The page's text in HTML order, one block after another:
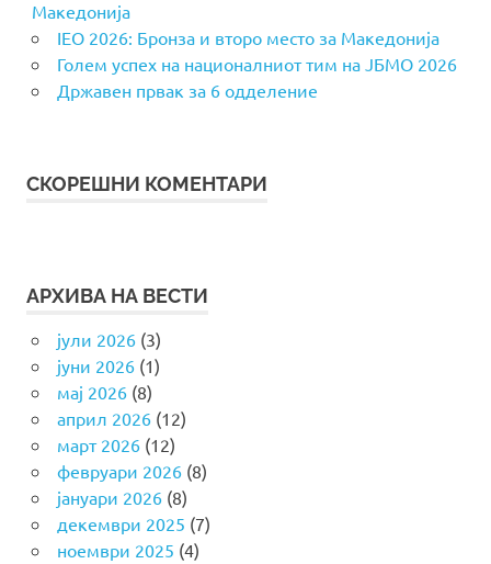
Македонија
IEO 2026: Бронза и второ место за Македонија
Голем успех на националниот тим на ЈБМО 2026
Државен првак за 6 одделение
СКОРЕШНИ КОМЕНТАРИ
АРХИВА НА ВЕСТИ
јули 2026(3)
јуни 2026(1)
мај 2026(8)
април 2026(12)
март 2026(12)
февруари 2026(8)
јануари 2026(8)
декември 2025 (7)
ноември 2025 (4)